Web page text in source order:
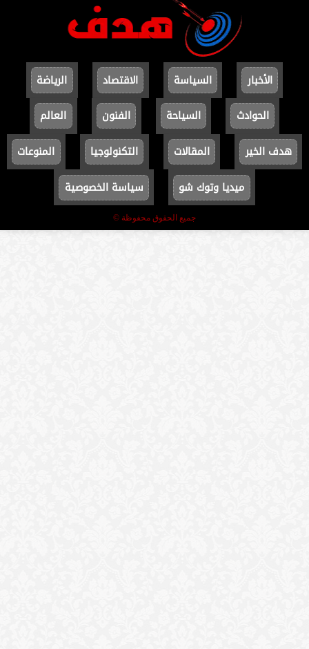
الأخبار السياسة الاقتصاد
الرياضة
الحوادث
السياحة الفنون
العالم
هدف الخير
المقالات التكنولوجيا
المنوعات
ميديا وتوك شو
سياسة الخصوصية
جميع الحقوق محفوظة ©